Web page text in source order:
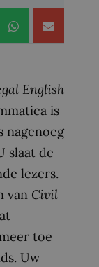
English
is
nagenoeg
slaat de
lezers.
van Civil
toe
Uw